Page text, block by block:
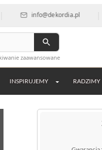
info@dekordia.pl
zaawansowane
INSPIRUJEMY RADZIMY